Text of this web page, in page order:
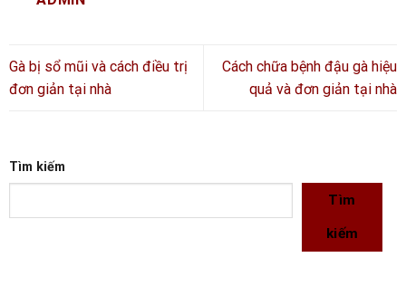
Gà bị sổ mũi và cách điều trị
đơn giản tại nhà
Cách chữa bệnh đậu gà hiệu
quả và đơn giản tại nhà
Tìm kiếm
Tìm
kiếm